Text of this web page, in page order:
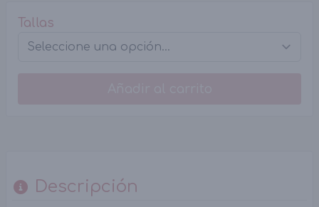
Tallas
Descripción